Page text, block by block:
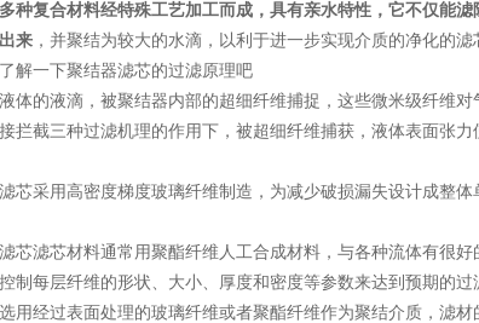
种复合材料经特殊工艺加工而成，具有亲水特性，它不仅能
来 ，并聚结为较大的水滴，以利于进一步实现介质的净化的滤
一下聚结器滤芯的过滤原理吧
的液滴，被聚结器内部的超细纤维捕捉，这些微米级纤维对
拦截三种过滤机理的作用下，被超细纤维捕获，液体表面张
采用高密度梯度玻璃纤维制造，为减少破损漏失设计成整体
滤芯材料通常用聚酯纤维人工合成材料，与各种流体有很好
制每层纤维的形状、大小、厚度和密度等参数来达到预期的过
经过表面处理的玻璃纤维或者聚酯纤维作为聚结介质，滤材